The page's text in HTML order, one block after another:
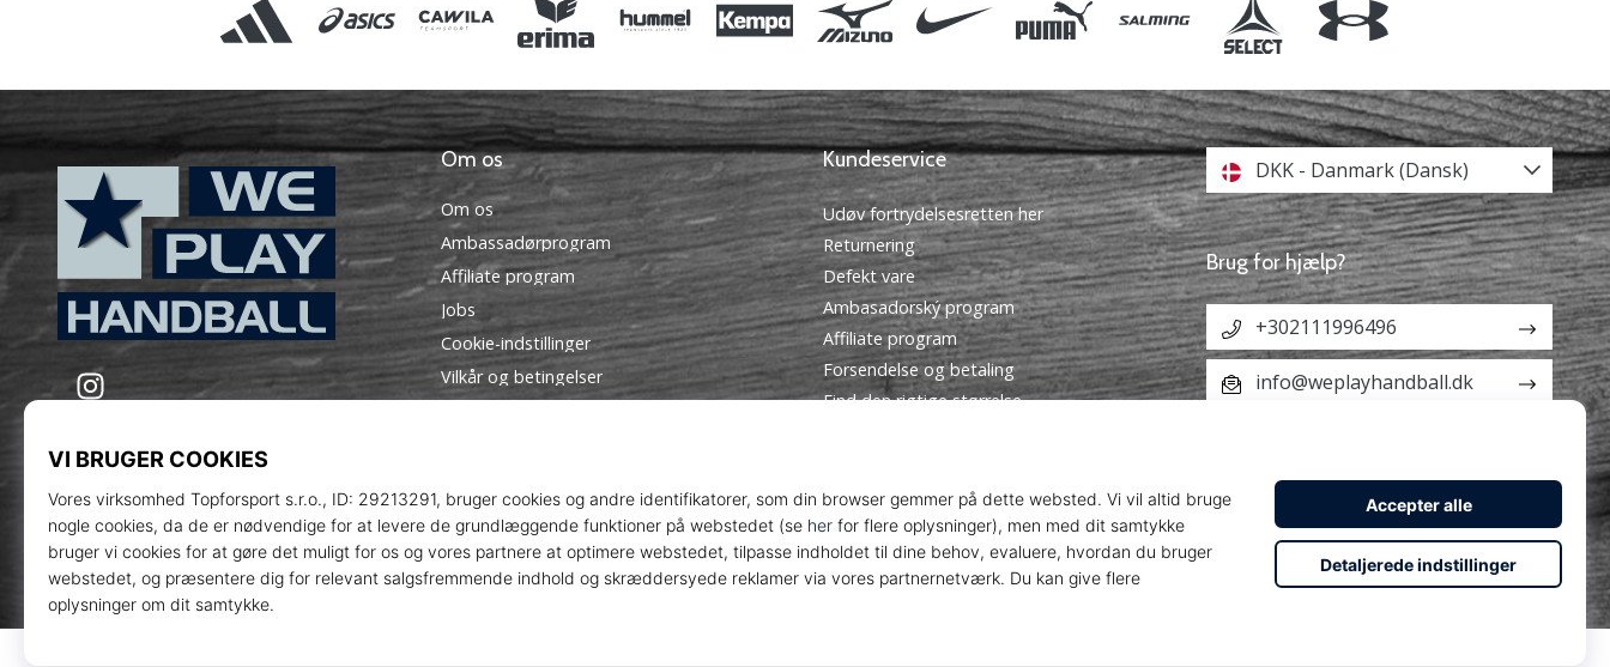
WePlayHandball.dk
Instagram
Om os
Om os
Ambassadørprogram
Affiliate program
Jobs
Cookie-indstillinger
Vilkår og betingelser
Kundeservice
Udøv fortrydelsesretten her
Returnering
Defekt vare
Ambasadorský program
Affiliate program
Forsendelse og betaling
Find den rigtige størrelse
Privatlivspolitik
DKK - Danmark (Dansk)
Brug for hjælp?
+302111996496
info@weplayhandball.dk